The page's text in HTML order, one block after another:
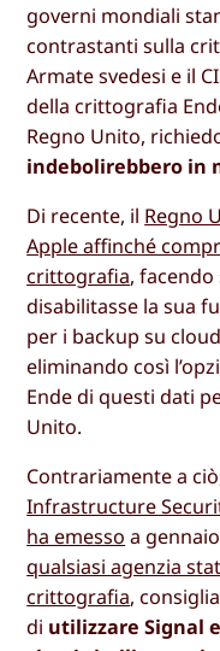
governi mondiali
contrastanti sulla
Armate svedesi e il
della crittografia
Regno Unito,
indebolirebbero in
Di recente, il Regno
Apple affinché
crittografia,
disabilitasse la sua
per i backup su
eliminando così
Ende di questi dati
Unito.
Contrariamente a
Infrastructure
ha emesso a gennaio
qualsiasi agenzia
crittografia,
di utilizzare Signal